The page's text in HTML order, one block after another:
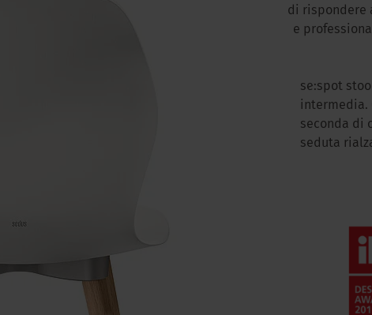
di rispondere
e
se:spot
intermedia.
seconda di
seduta